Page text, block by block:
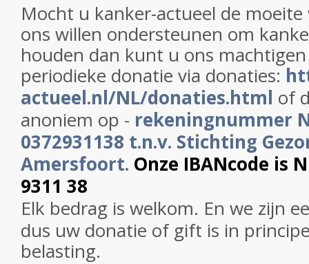
Mocht u kanker-actueel de
ons willen ondersteunen om
houden dan kunt u ons
periodieke donatie via donaties:
actueel.nl/NL/donaties.html of
anoniem op - rekeningnummer
0372931138 t.n.v. Stichting
Amersfoort. Onze IBANcode is
9311 38
Elk bedrag is welkom. En we zijn
dus uw donatie of gift is in
belasting.